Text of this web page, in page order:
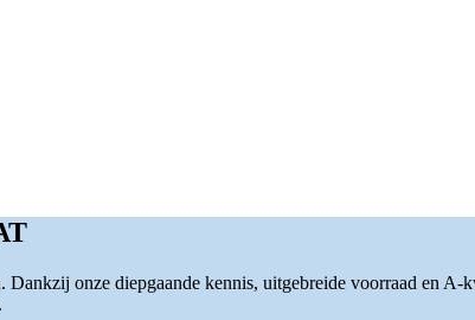
onze diepgaande kennis, uitgebreide voorraad en